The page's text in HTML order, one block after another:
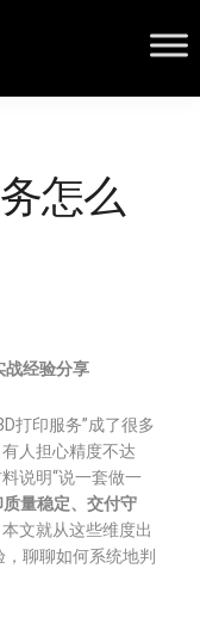
怎么
战经验分享
打印服务”成了很多
人担心精度不达
说明“说一套做一
质量稳定、交付守
本文就从这些维度出
聊聊如何系统地判